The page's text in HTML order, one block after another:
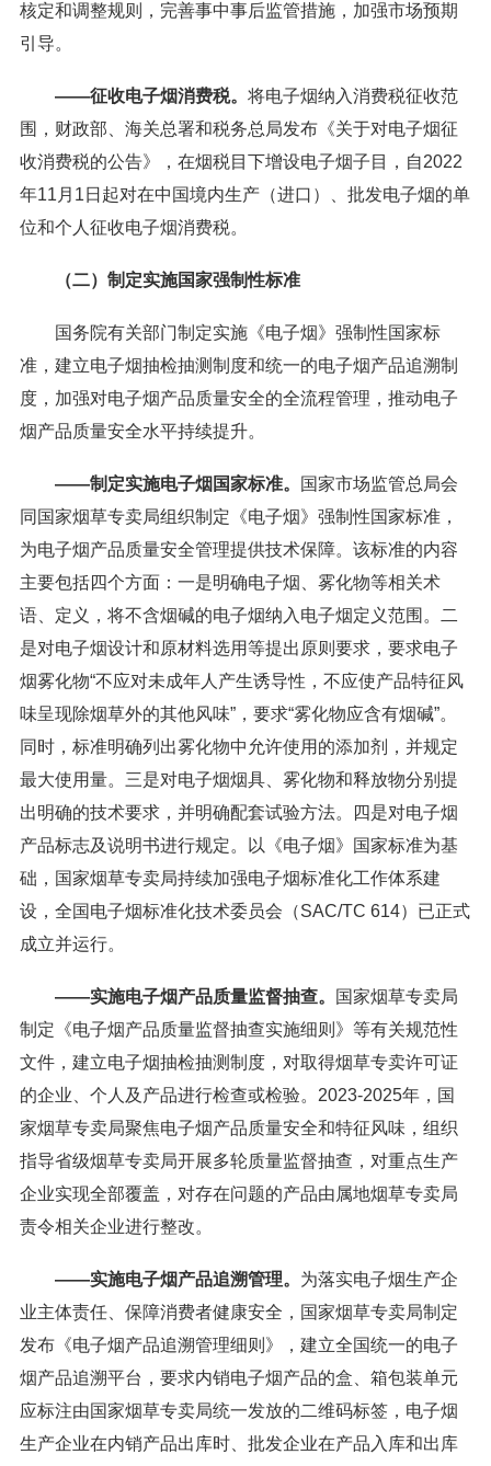
核定和调整规则，完善事中事后监管措施，加强市场预期
引导。
——征收电子烟消费税。 将电子烟纳入消费税征收范
围，财政部、海关总署和税务总局发布《关于对电子烟征
收消费税的公告》，在烟税目下增设电子烟子目，自2022
年11月1日起对在中国境内生产（进口）、批发电子烟的单
位和个人征收电子烟消费税。
（二）制定实施国家强制性标准
国务院有关部门制定实施《电子烟》强制性国家标
准，建立电子烟抽检抽测制度和统一的电子烟产品追溯制
度，加强对电子烟产品质量安全的全流程管理，推动电子
烟产品质量安全水平持续提升。
——制定实施电子烟国家标准。
国家市场监管总局会
同国家烟草专卖局组织制定《电子烟》强制性国家标准，
为电子烟产品质量安全管理提供技术保障。该标准的内容
主要包括四个方面：一是明确电子烟、雾化物等相关术
语、定义，将不含烟碱的电子烟纳入电子烟定义范围。二
是对电子烟设计和原材料选用等提出原则要求，要求电子
烟雾化物“不应对未成年人产生诱导性，不应使产品特征风
味呈现除烟草外的其他风味”，要求“雾化物应含有烟碱”。
同时，标准明确列出雾化物中允许使用的添加剂，并规定
最大使用量。三是对电子烟烟具、雾化物和释放物分别提
出明确的技术要求，并明确配套试验方法。四是对电子烟
产品标志及说明书进行规定。以《电子烟》国家标准为基
础，国家烟草专卖局持续加强电子烟标准化工作体系建
设，全国电子烟标准化技术委员会（SAC/TC 614）已正式
成立并运行。
——实施电子烟产品质量监督抽查。
国家烟草专卖局
制定《电子烟产品质量监督抽查实施细则》等有关规范性
文件，建立电子烟抽检抽测制度，对取得烟草专卖许可证
的企业、个人及产品进行检查或检验。2023-2025年，国
家烟草专卖局聚焦电子烟产品质量安全和特征风味，组织
指导省级烟草专卖局开展多轮质量监督抽查，对重点生产
企业实现全部覆盖，对存在问题的产品由属地烟草专卖局
责令相关企业进行整改。
——实施电子烟产品追溯管理。 为落实电子烟生产企
业主体责任、保障消费者健康安全，国家烟草专卖局制定
发布《电子烟产品追溯管理细则》，建立全国统一的电子
烟产品追溯平台，要求内销电子烟产品的盒、箱包装单元
应标注由国家烟草专卖局统一发放的二维码标签，电子烟
生产企业在内销产品出库时、批发企业在产品入库和出库